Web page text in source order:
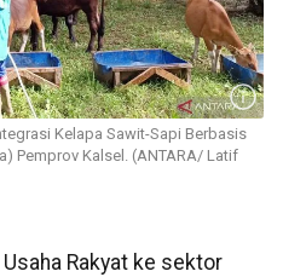
Kelapa Sawit-Sapi Berbasis
Pemprov Kalsel. (ANTARA/ Latif
Rakyat ke sektor